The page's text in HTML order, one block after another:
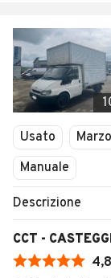
Usato
Manuale
Descrizione
CCT -
4,8